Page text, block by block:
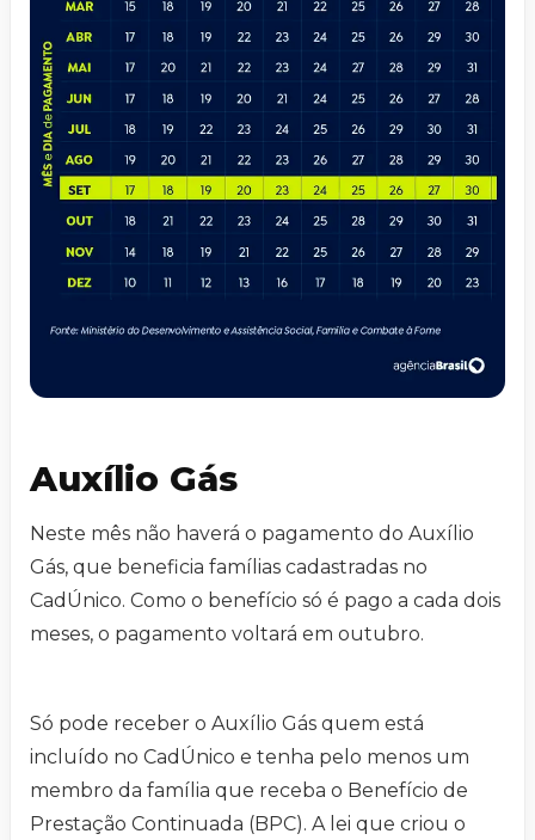
Auxílio Gás
Neste mês não haverá o pagamento do Auxílio
Gás, que beneficia famílias cadastradas no
CadÚnico. Como o benefício só é pago a cada dois
meses, o pagamento voltará em outubro.
Só pode receber o Auxílio Gás quem está
incluído no CadÚnico e tenha pelo menos um
membro da família que receba o Benefício de
Prestação Continuada (BPC). A lei que criou o